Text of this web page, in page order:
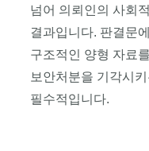
포렌식
복구,
성폭행
고소
대응,
넘어 의뢰인의 사회
결과입니다. 판결문
구조적인 양형 자료
보안처분을 기각시
필수적입니다.